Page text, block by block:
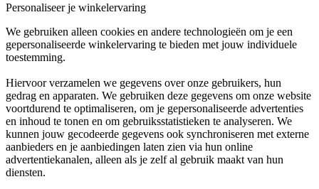
Personaliseer je winkelervaring
We gebruiken alleen cookies en andere technologieën om je een
gepersonaliseerde winkelervaring te bieden met jouw individuele
toestemming.
Hiervoor verzamelen we gegevens over onze gebruikers, hun
gedrag en apparaten. We gebruiken deze gegevens om onze website
voortdurend te optimaliseren, om je gepersonaliseerde advertenties
en inhoud te tonen en om gebruiksstatistieken te analyseren. We
kunnen jouw gecodeerde gegevens ook synchroniseren met externe
aanbieders en je aanbiedingen laten zien via hun online
advertentiekanalen, alleen als je zelf al gebruik maakt van hun
diensten.